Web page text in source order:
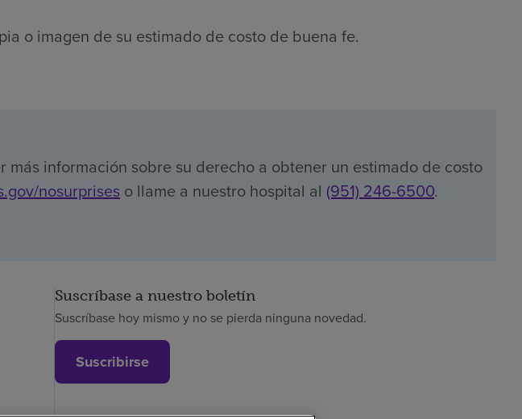
o imagen de su estimado de costo de buena fe.
más información sobre su derecho a obtener un estimado de costo
nosurprises o llame a nuestro hospital al (951) 246-6500.
Suscríbase a nuestro boletín
Suscríbase hoy mismo y no se pierda ninguna novedad.
Suscribirse